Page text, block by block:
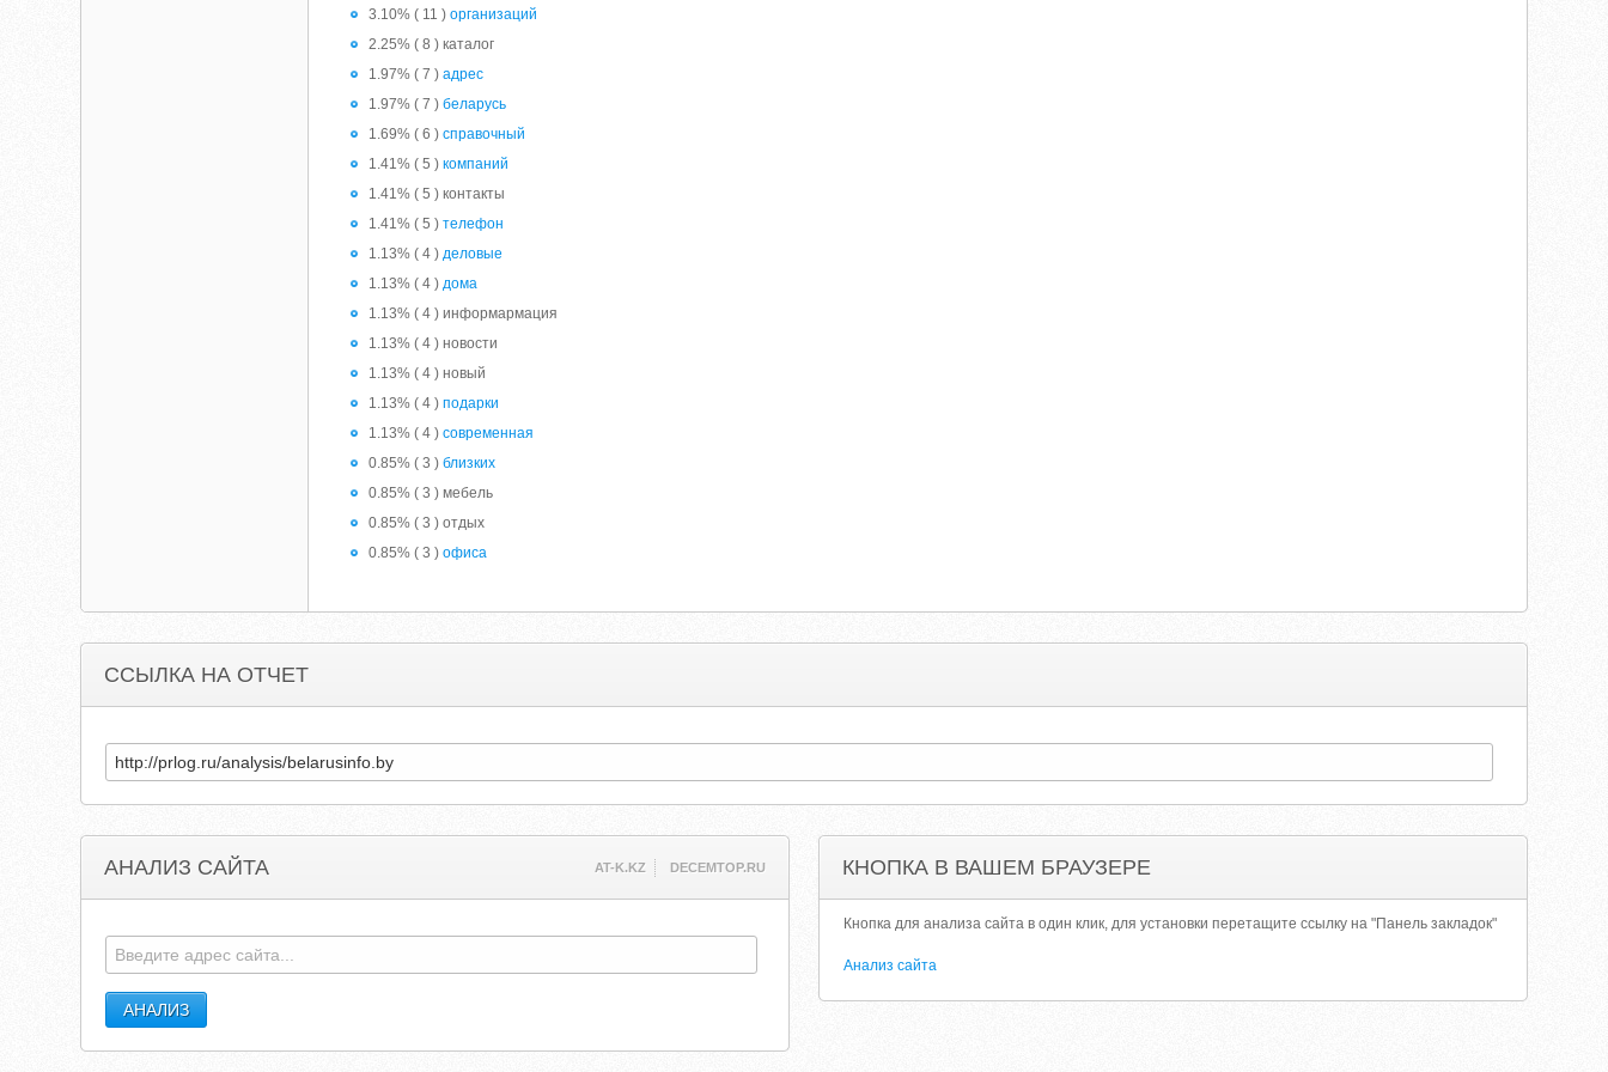
3.10% ( 11 )организаций
2.25% ( 8 ) каталог
1.97% ( 7 )адрес
1.97% ( 7 )беларусь
1.69% ( 6 )справочный
1.41% ( 5 )компаний
1.41% ( 5 ) контакты
1.41% ( 5 )телефон
1.13% ( 4 )деловые
1.13% ( 4 )дома
1.13% ( 4 ) информармация
1.13% ( 4 ) новости
1.13% ( 4 ) новый
1.13% ( 4 )подарки
1.13% ( 4 )современная
0.85% ( 3 )близких
0.85% ( 3 ) мебель
0.85% ( 3 ) отдых
0.85% ( 3 )офиса
ССЫЛКА НА ОТЧЕТ
АНАЛИЗ САЙТА AT-K.KZ DECEMTOP.RU КНОПКА В ВАШЕМ БРАУЗЕРЕ
Кнопка для анализа сайта в один клик, для установки перетащите ссылку на "Панель закладок"
Анализ сайта